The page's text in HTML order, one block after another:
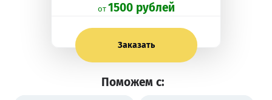
oт 1500 рублей
Заказать
Поможем с: